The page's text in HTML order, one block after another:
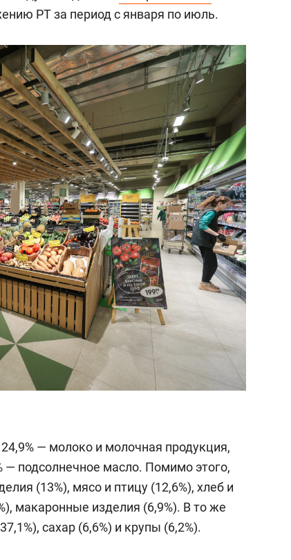
РТ за период с января по июль.
— молоко и молочная продукция,
— подсолнечное масло. Помимо этого,
(13%), мясо и птицу (12,6%), хлеб и
макаронные изделия (6,9%). В то же
сахар (6,6%) и крупы (6,2%).
состоянием как основа